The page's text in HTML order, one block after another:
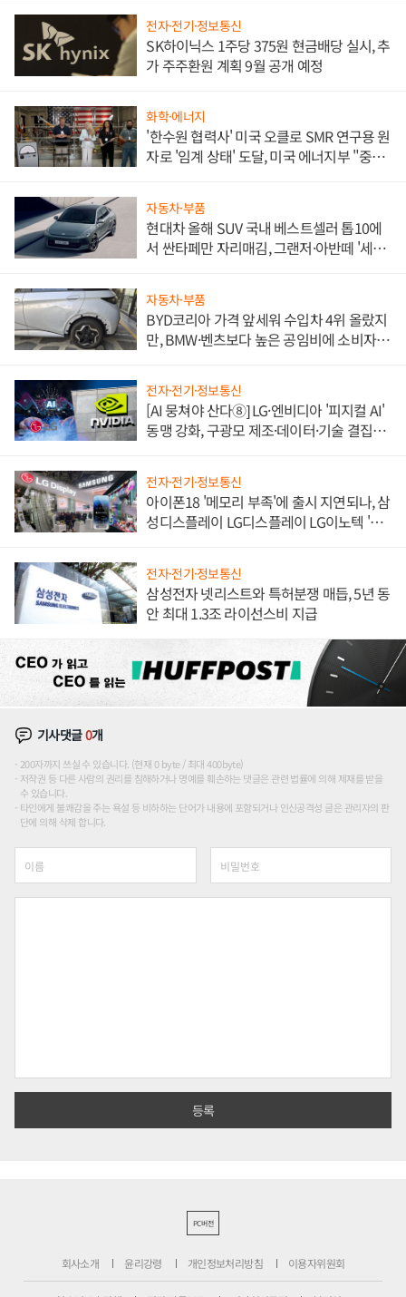
전자·전기·정보통신
SK하이닉스 1주당 375원 현금배당 실시, 추
가 주주환원 계획 9월 공개 예정
화학·에너지
'한수원 협력사' 미국 오클로 SMR 연구용 원
자로 '임계 상태' 도달, 미국 에너지부 "중요
자동차·부품
현대차 올해 SUV 국내 베스트셀러 톱10에
서 싼타페만 자리매김, 그랜저·아반떼 '세단
자동차·부품
BYD코리아 가격 앞세워 수입차 4위 올랐지
만, BMW·벤츠보다 높은 공임비에 소비자
전자·전기·정보통신
[AI 뭉쳐야 산다⑧] LG·엔비디아 '피지컬 AI'
동맹 강화, 구광모 제조·데이터·기술 결집
전자·전기·정보통신
아이폰18 '메모리 부족'에 출시 지연되나, 삼
성디스플레이 LG디스플레이 LG이노텍 '탈
전자·전기·정보통신
삼성전자 넷리스트와 특허분쟁 매듭, 5년 동
안 최대 1.3조 라이선스비 지급
기사댓글0개
200자까지 쓰실 수 있습니다. (현재 0 byte / 최대 400byte)
저작권 등 다른 사람의 권리를 침해하거나 명예를 훼손하는 댓글은 관련 법률에 의해 제재를 받을
수 있습니다.
타인에게 불쾌감을 주는 욕설 등 비하하는 단어가 내용에 포함되거나 인신공격성 글은 관리자의 판
단에 의해 삭제 합니다.
PC버전
회사소개 윤리강령 개인정보처리방침 이용자위원회